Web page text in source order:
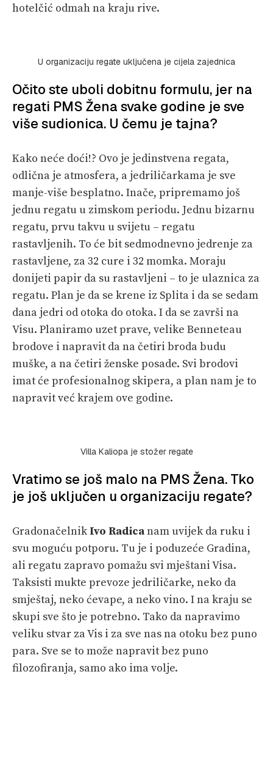
hotelčić odmah na kraju rive.
U organizaciju regate uključena je cijela zajednica
Očito ste uboli dobitnu formulu, jer na
regati PMS Žena svake godine je sve
više sudionica. U čemu je tajna?
Kako neće doći!? Ovo je jedinstvena regata,
odlična je atmosfera, a jedriličarkama je sve
manje-više besplatno. Inače, pripremamo još
jednu regatu u zimskom periodu. Jednu bizarnu
regatu, prvu takvu u svijetu – regatu
rastavljenih. To će bit sedmodnevno jedrenje za
rastavljene, za 32 cure i 32 momka. Moraju
donijeti papir da su rastavljeni – to je ulaznica za
regatu. Plan je da se krene iz Splita i da se sedam
dana jedri od otoka do otoka. I da se završi na
Visu. Planiramo uzet prave, velike Benneteau
brodove i napravit da na četiri broda budu
muške, a na četiri ženske posade. Svi brodovi
imat će profesionalnog skipera, a plan nam je to
napravit već krajem ove godine.
Villa Kaliopa je stožer regate
Vratimo se još malo na PMS Žena. Tko
je još uključen u organizaciju regate?
Gradonačelnik Ivo Radicanam uvijek da ruku i
svu moguću potporu. Tu je i poduzeće Gradina,
ali regatu zapravo pomažu svi mještani Visa.
Taksisti mukte prevoze jedriličarke, neko da
smještaj, neko ćevape, a neko vino. I na kraju se
skupi sve što je potrebno. Tako da napravimo
veliku stvar za Vis i za sve nas na otoku bez puno
para. Sve se to može napravit bez puno
filozofiranja, samo ako ima volje.